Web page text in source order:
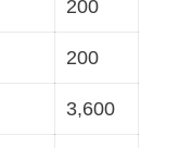
200
200
3,600